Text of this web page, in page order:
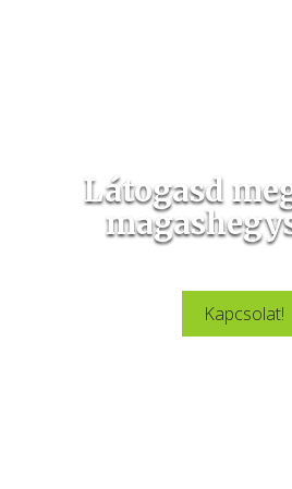
Látogasd
Kapcsolat!